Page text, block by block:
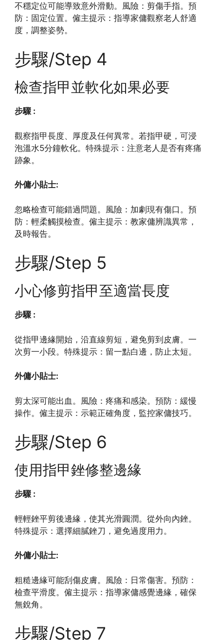
不穩定位可能導致意外滑動。風險：剪傷手指。預
防：固定位置。僱主提示：指導家傭觀察老人舒適
度，調整姿勢。
步驟/Step 4
檢查指甲並軟化如果必要
步驟 :
觀察指甲長度、厚度及任何異常。若指甲硬，可浸
泡溫水5分鐘軟化。特殊提示：注意老人是否有疼痛
跡象。
外傭小貼士:
忽略檢查可能錯過問題。風險：加劇現有傷口。預
防：輕柔觸摸檢查。僱主提示：教家傭辨識異常，
及時報告。
步驟/Step 5
小心修剪指甲至適當長度
步驟 :
從指甲邊緣開始，沿直線剪短，避免剪到皮膚。一
次剪一小段。特殊提示：留一點白邊，防止太短。
外傭小貼士:
剪太深可能出血。風險：疼痛和感染。預防：緩慢
操作。僱主提示：示範正確角度，監控家傭技巧。
步驟/Step 6
使用指甲銼修整邊緣
步驟 :
輕輕銼平剪後邊緣，使其光滑圓潤。從外向內銼。
特殊提示：選擇細膩銼刀，避免過度用力。
外傭小貼士:
粗糙邊緣可能刮傷皮膚。風險：日常傷害。預防：
檢查平滑度。僱主提示：指導家傭感覺邊緣，確保
無銳角。
步驟/Step 7